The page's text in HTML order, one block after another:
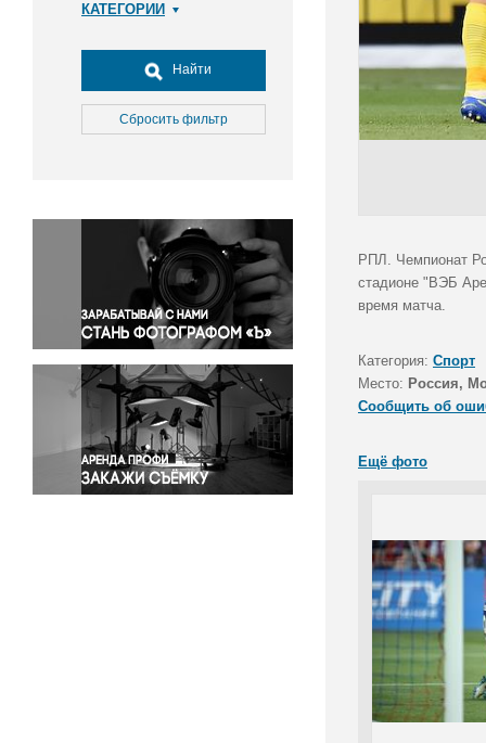
КАТЕГОРИИ
Досуг, туризм и отдых
Культура
Медицина
Окружающая среда
Политика
Правосудие
Происшествия и конфликты
Религия
Светская жизнь
Спорт
Экология
Экономика и бизнес
Найти
Сбросить фильтр
РПЛ. Чемпионат
стадионе "ВЭБ
время матча.
Категория: Спорт
Место: Россия,
Сообщить об
Ещё фото